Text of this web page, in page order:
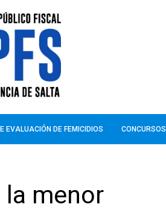
EVALUACIÓN DE FEMICIDIOS CONCURSOS
la menor